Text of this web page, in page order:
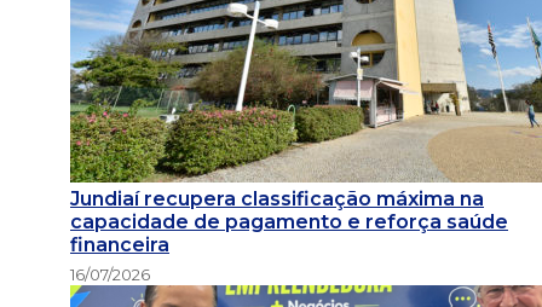
Jundiaí recupera classificação máxima na
capacidade de pagamento e reforça saúde
financeira
16/07/2026